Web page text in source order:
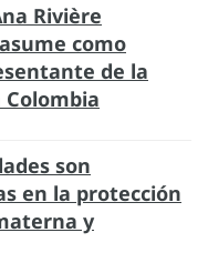
Rivière
como
de la
Colombia
son
en la protección
y